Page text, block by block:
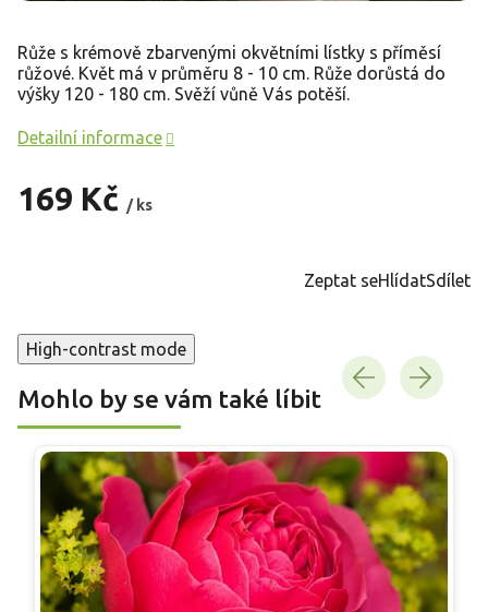
169 Kč / ks
Růže s krémově zbarvenými okvětními lístky s příměsí
růžové. Květ má v průměru 8 - 10 cm. Růže dorůstá do
výšky 120 - 180 cm. Svěží vůně Vás potěší.
Detailní informace
Zeptat seHlídatSdílet
High-contrast mode
Mohlo by se vám také líbit